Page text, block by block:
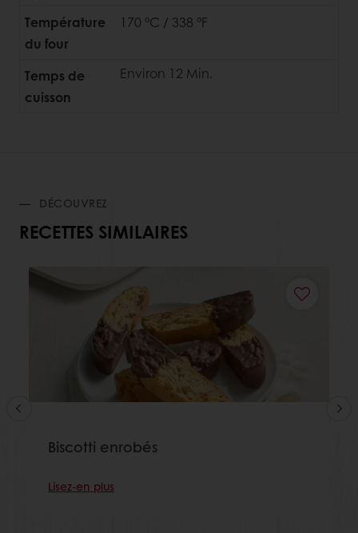
Température
du four
170 °C / 338 °F
Temps de
cuisson
Environ 12 Min.
DÉCOUVREZ
RECETTES SIMILAIRES
Biscotti enrobés
Lisez-en plus